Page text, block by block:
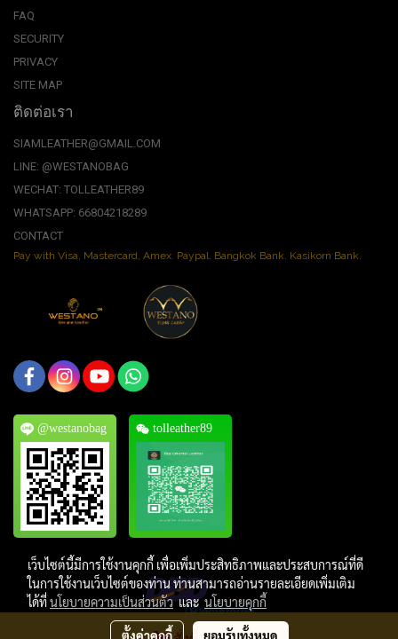
FAQ
SECURITY
PRIVACY
SITE MAP
ติดต่อเรา
SIAMLEATHER@GMAIL.COM
LINE: @WESTANOBAG
WECHAT: TOLLEATHER89
WHATSAPP: 66804218289
CONTACT
Pay with Visa, Mastercard, Amex. Paypal. Bangkok Bank. Kasikorn Bank.
@westanobag tolleather89
เว็บไซต์นี้มีการใช้งานคุกกี้ เพื่อเพิ่มประสิทธิภาพและประสบการณ์ที่ดี
ในการใช้งานเว็บไซต์ของท่าน ท่านสามารถอ่านรายละเอียดเพิ่มเติม
ได้ที่นโยบายความเป็นส่วนตัวและนโยบายคุกกี้
ตั้งค่าคุกกี้ ยอมรับทั้งหมด